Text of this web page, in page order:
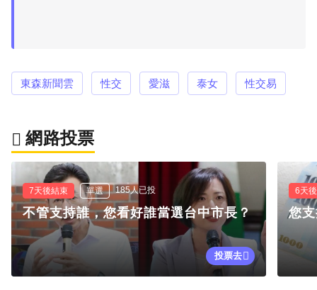
東森新聞雲 性交 愛滋 泰女 性交易
網路投票
7天後結束 單選 185人已投
不管支持誰，您看好誰當選台中市長？
投票去
6天
您